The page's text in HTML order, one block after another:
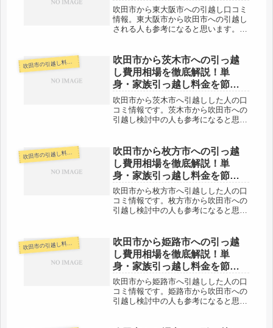
吹田市から東大阪市への引越し口コミ
情報。東大阪市から吹田市への引越し
される人も参考になると思います。吹
すいです。ただし、3月4月の引越しは
かなり高い料金になりますので、油...
吹田市の引越し料金・代金相場・見積り情報
吹田市から茨木市への引っ越
し費用相場を徹底解説！単
身・家族引っ越し料金を節約
する裏技
吹田市から茨木市へ引越しした人の口
コミ情報です。茨木市から吹田市への
引越し検討中の人も参考になると思い
とんど。近場ということで引越し代金
も格安の業者さんが多いでしょう。一
つ...
吹田市の引越し料金・代金相場・見積り情報
吹田市から枚方市への引っ越
し費用相場を徹底解説！単
身・家族引っ越し料金を節約
する裏技
吹田市から枚方市へ引越しした人の口
コミ情報です。枚方市から吹田市への
引越し検討中の人も参考になると思い
すぐ引越しは完了するでしょう。単身
で荷物が少ないなら午前中のうちにも
終え...
吹田市の引越し料金・代金相場・見積り情報
吹田市から姫路市への引っ越
し費用相場を徹底解説！単
身・家族引っ越し料金を節約
する裏技
吹田市から姫路市へ引越しした人の口
コミ情報です。姫路市から吹田市への
引越し検討中の人も参考になると思い